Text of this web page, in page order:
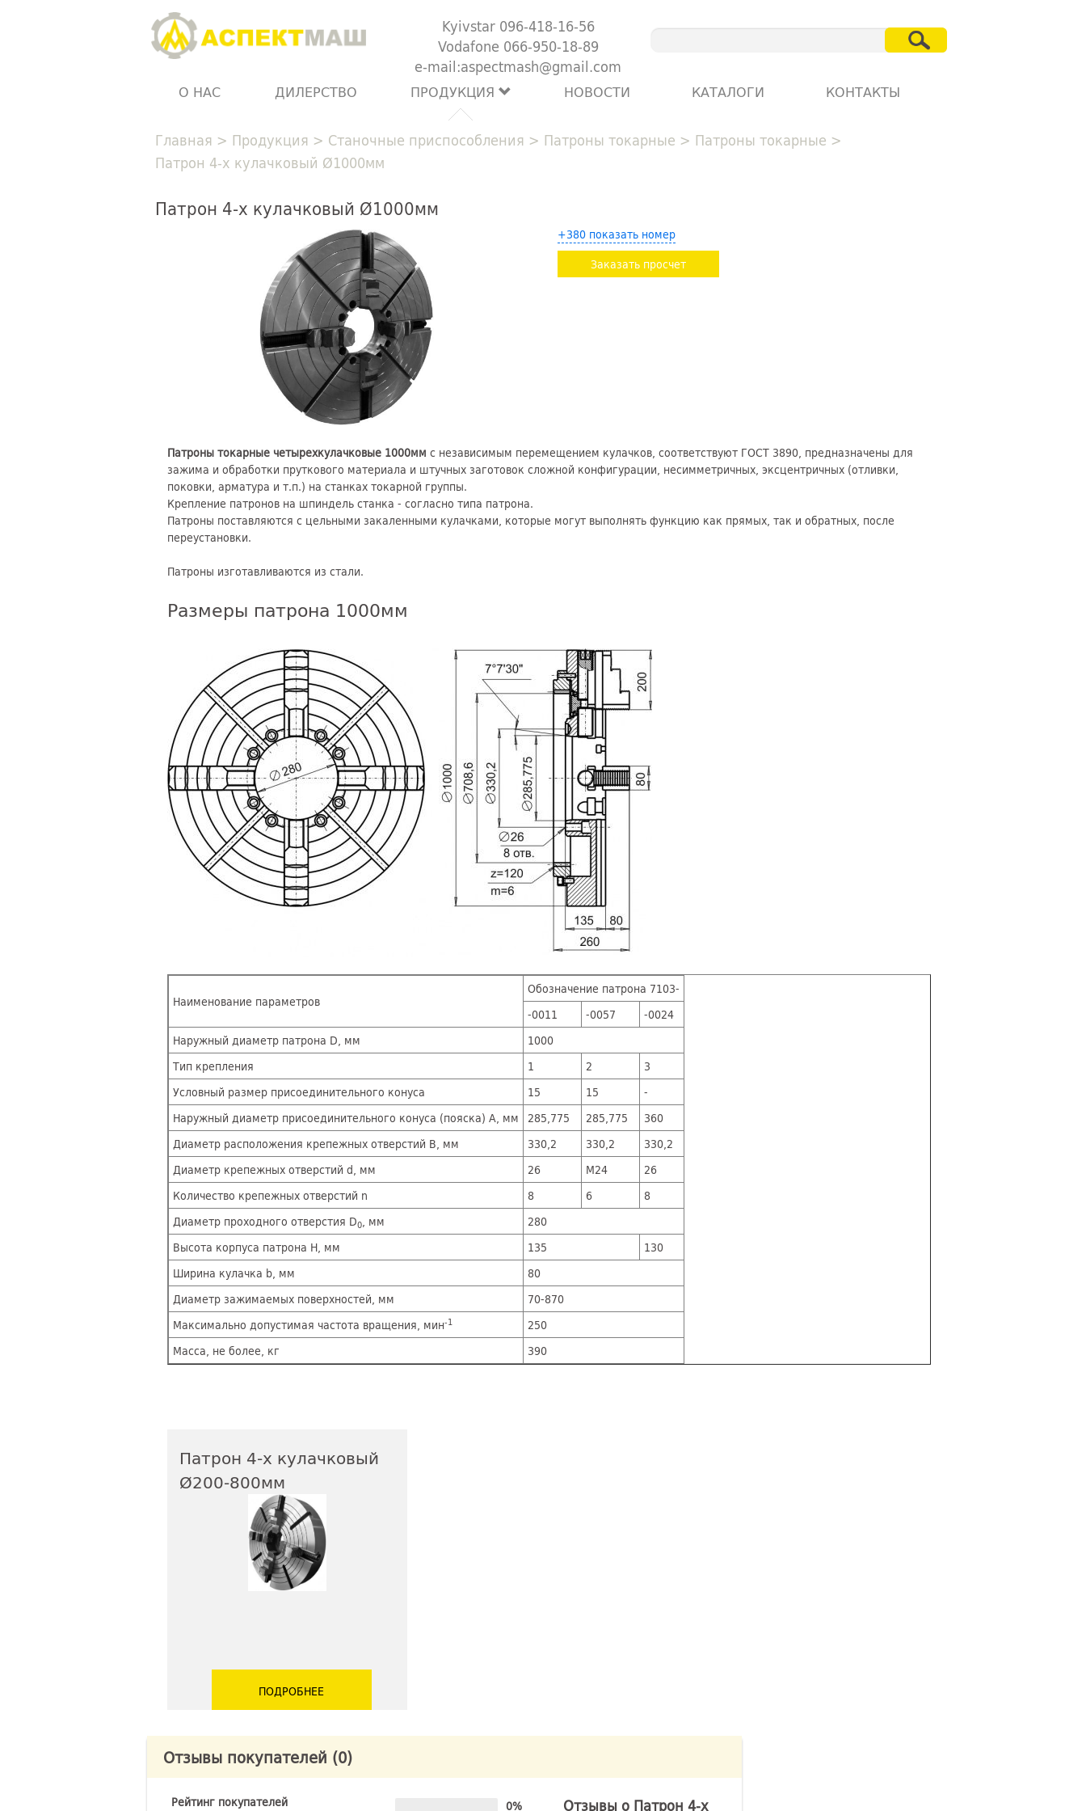
Kyivstar 096-418-16-56
Vodafone 066-950-18-89
e-mail:aspectmash@gmail.com
О НАС ДИЛЕРСТВО ПРОДУКЦИЯ НОВОСТИ КАТАЛОГИ КОНТАКТЫ
Главная > Продукция > Станочные приспособления > Патроны токарные > Патроны токарные >
Патрон 4-х кулачковый Ø1000мм
Патрон 4-х кулачковый Ø1000мм
+380 показать номер
Заказать просчет
Патроны токарные четырехкулачковые 1000мм с независимым перемещением кулачков, соответствуют ГОСТ 3890, предназначены для
зажима и обработки пруткового материала и штучных заготовок сложной конфигурации, несимметричных, эксцентричных (отливки,
поковки, арматура и т.п.) на станках токарной группы.
Крепление патронов на шпиндель станка - согласно типа патрона.
Патроны поставляются с цельными закаленными кулачками, которые могут выполнять функцию как прямых, так и обратных, после
переустановки.
Патроны изготавливаются из стали.
Размеры патрона 1000мм
Наименование параметров
Обозначение патрона 7103-
-0011
-0057
-0024
Наружный диаметр патрона D, мм
1000
Тип крепления
1 2
3
Условный размер присоединительного конуса
15 15
-
Наружный диаметр присоединительного конуса (пояска) A, мм
285,775 285,775
360
Диаметр расположения крепежных отверстий B, мм
330,2 330,2
330,2
Диаметр крепежных отверстий d, мм
26 М24
26
Количество крепежных отверстий n
8 6
8
Диаметр проходного отверстия D0, мм
280
Высота корпуса патрона H, мм
135
130
Ширина кулачка b, мм
80
Диаметр зажимаемых поверхностей, мм
70-870
Максимально допустимая частота вращения, мин-1
250
Масса, не более, кг
390
Патрон 4-х кулачковый
Ø200-800мм
ПОДРОБНЕЕ
Отзывы покупателей (0)
Рейтинг покупателей 0% Отзывы о Патрон 4-х